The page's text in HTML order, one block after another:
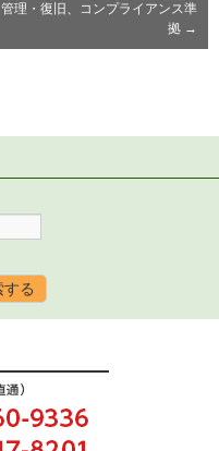
管理・復旧、コンプライアンス準
拠 →